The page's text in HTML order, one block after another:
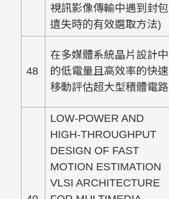
視訊影像傳輸中遇到封包
遺失時的有效選取方法)
48
在多媒體系統晶片設計中
的低電量且高效率的快速
移動評估超大型積體電路
LOW-POWER AND
HIGH-THROUGHPUT
DESIGN OF FAST
MOTION ESTIMATION
VLSI ARCHITECTURE